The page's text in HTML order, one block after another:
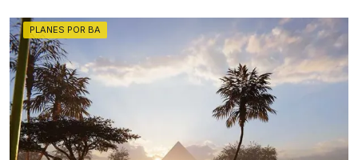
PLANES POR BA